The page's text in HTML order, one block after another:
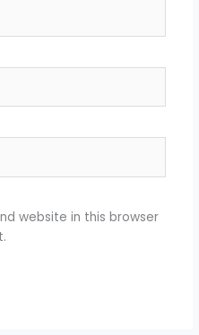
website in this browser